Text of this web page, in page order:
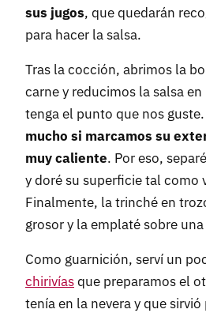
sus jugos, que quedarán
para hacer la salsa.
Tras la cocción, abrimos la
carne y reducimos la salsa
tenga el punto que nos guste.
mucho si marcamos su
muy caliente. Por eso,
y doré su superficie tal como
Finalmente, la trinché en
grosor y la emplaté sobre
Como guarnición, serví un
chirivíasque preparamos el
tenía en la nevera y que sirvió